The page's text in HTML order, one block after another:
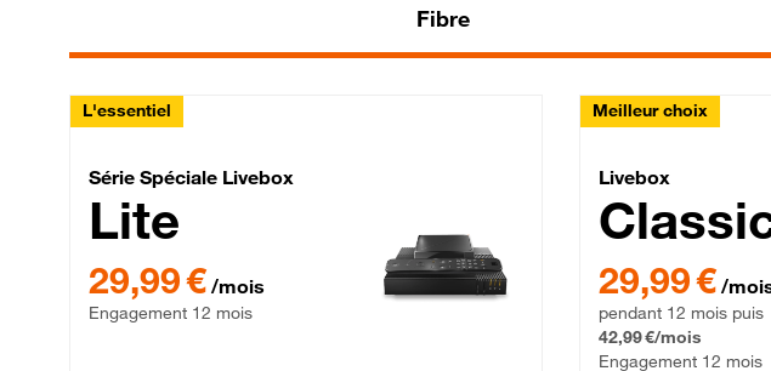
Fibre
L'essentiel
Série Spéciale Livebox Lite Fibre
Série Spéciale Livebox
Lite
29,99 € par mois , Engagement 12 mois
29,99 € /mois
Engagement 12 mois
Meilleur choix
Livebox
Livebox
29,99 € par mois
29,99 € /
pendant 12 mois puis
42,99 €/mois
Engagement 12 mois